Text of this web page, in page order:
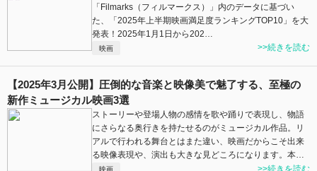
「Filmarks（フィルマークス）」内のデータに基づい
た、「2025年上半期映画満足度ランキングTOP10」を大
発表！2025年1月1日から202…
映画 >>続きを読む
【2025年3月公開】圧倒的な音楽と映像美で魅了する、至極の
新作ミュージカル映画3選
ストーリーや登場人物の感情を歌や踊りで表現し、物語
にさらなる奥行きを持たせるのがミュージカル作品。リ
アルで行われる舞台とはまた違い、映画だからこそ出来
る映像表現や、演出も大きな見どころになります。本…
映画 >>続きを読む